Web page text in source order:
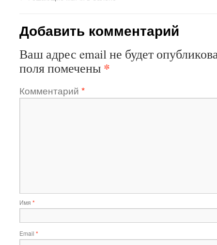
Добавить комментарий
Ваш адрес email не будет
поля помечены *
Комментарий *
Имя *
Email *